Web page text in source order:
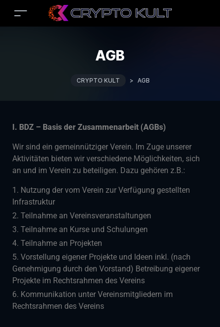
AGB
CRYPTO KULT > AGB
I. BDZ – Basis der Zusammenarbeit (AGBs)
Wir sind ein gemeinnütziger Verein. Im Zuge unserer
Aktivitäten bieten wir verschiedene Möglichkeiten, sich
an und im Verein zu beteiligen. Dazu gehören z.B.:
Nutzung der vom Verein zur Verfügung gestellten
Infrastruktur
Teilnahme an Vereinsveranstaltungen
Teilnahme an Kurse und Schulungen
Teilnahme an Projekten
Vorstellung eigener Projekte und Ideen inkl. (nach
Genehmigung durch den Vorstand) Betreibung eigener
Projekte im Rechtsrahmen des Vereins
Kommunikation unter Vereinsmitgliedern im
Rechtsrahmen des Vereins